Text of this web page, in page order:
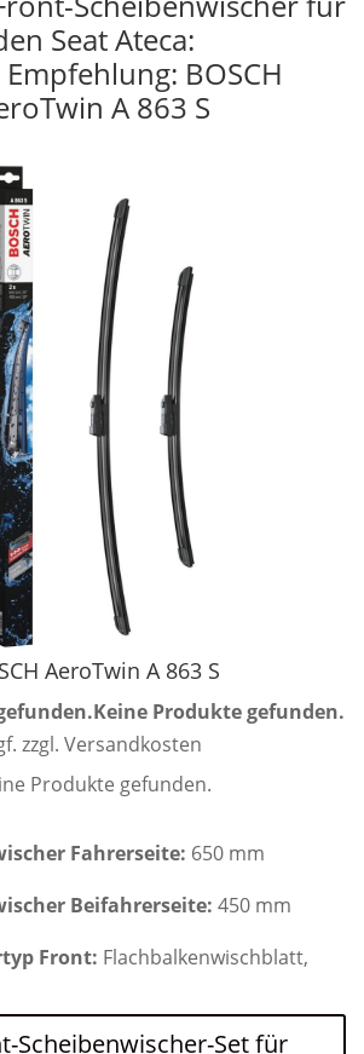
Seat Ateca:
BOSCH
A 863 S
AeroTwin A 863 S
Keine Produkte gefunden.
zzgl. Versandkosten
Produkte gefunden.
Fahrerseite: 650 mm
Beifahrerseite: 450 mm
Front: Flachbalkenwischblatt,
Scheibenwischer-Set für